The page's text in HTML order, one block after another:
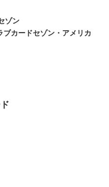
ゾン
カードセゾン・アメリカ